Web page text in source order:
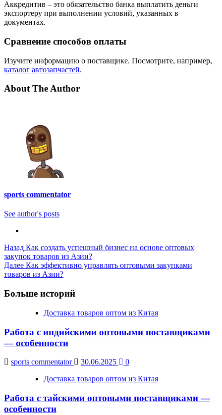
Аккредитив – это обязательство банка выплатить деньги
экспортеру при выполнении условий, указанных в
документах.
Сравнение способов оплаты
Изучите информацию о поставщике. Посмотрите, например,
каталог автозапчастей.
About The Author
sports commentator
See author's posts
Post
Navigation
Назад Как создать успешный бизнес на основе оптовых
закупок товаров из Азии?
Далее Как эффективно управлять оптовыми закупками
товаров из Азии?
Больше историй
Доставка товаров оптом из Китая
Работа с индийскими оптовыми поставщиками
— особенности
sports commentator 30.06.2025
0
Доставка товаров оптом из Китая
Работа с тайскими оптовыми поставщиками —
особенности